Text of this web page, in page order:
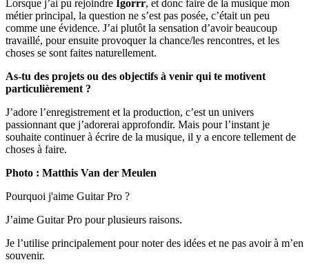
Lorsque j’ai pu rejoindre Igorrr, et donc faire de la musique mon
métier principal, la question ne s’est pas posée, c’était un peu
comme une évidence. J’ai plutôt la sensation d’avoir beaucoup
travaillé, pour ensuite provoquer la chance/les rencontres, et les
choses se sont faites naturellement.
As-tu des projets ou des objectifs à venir qui te motivent
particulièrement ?
J’adore l’enregistrement et la production, c’est un univers
passionnant que j’adorerai approfondir. Mais pour l’instant je
souhaite continuer à écrire de la musique, il y a encore tellement de
choses à faire.
Photo : Matthis Van der Meulen
Pourquoi j'aime Guitar Pro ?
J’aime Guitar Pro pour plusieurs raisons.
Je l’utilise principalement pour noter des idées et ne pas avoir à m’en
souvenir.